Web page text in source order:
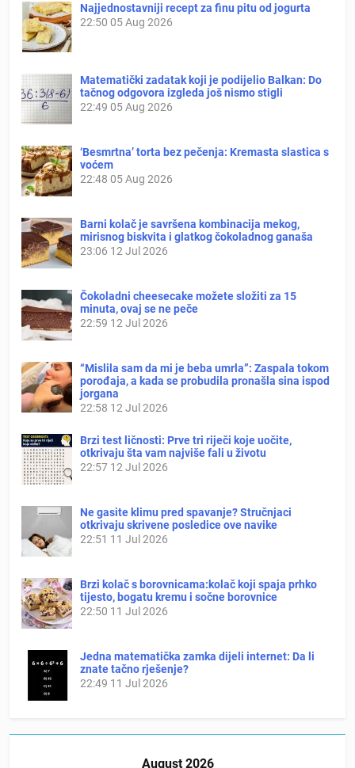
Najjednostavniji recept za finu pitu od jogurta
22:50 05 Aug 2026
Matematički zadatak koji je podijelio Balkan: Do
tačnog odgovora izgleda još nismo stigli
22:49 05 Aug 2026
‘Besmrtna’ torta bez pečenja: Kremasta slastica s
voćem
22:48 05 Aug 2026
Barni kolač je savršena kombinacija mekog,
mirisnog biskvita i glatkog čokoladnog ganaša
23:06 12 Jul 2026
Čokoladni cheesecake možete složiti za 15
minuta, ovaj se ne peče
22:59 12 Jul 2026
“Mislila sam da mi je beba umrla”: Zaspala tokom
porođaja, a kada se probudila pronašla sina ispod
jorgana
22:58 12 Jul 2026
Brzi test ličnosti: Prve tri riječi koje uočite,
otkrivaju šta vam najviše fali u životu
22:57 12 Jul 2026
Ne gasite klimu pred spavanje? Stručnjaci
otkrivaju skrivene posledice ove navike
22:51 11 Jul 2026
Brzi kolač s borovnicama:kolač koji spaja prhko
tijesto, bogatu kremu i sočne borovnice
22:50 11 Jul 2026
Jedna matematička zamka dijeli internet: Da li
znate tačno rješenje?
22:49 11 Jul 2026
August 2026